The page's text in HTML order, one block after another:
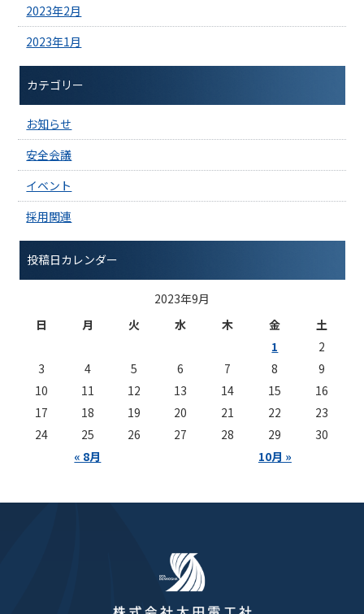
2023年2月
2023年1月
カテゴリー
お知らせ
安全会議
イベント
採用関連
投稿日カレンダー
2023年9月
日
月 火 水 木 金 土
« 8月 10月 »
1
2
3
4 5 6 7 8
9
10
11 12 13 14 15
16
17
18 19 20 21 22
23
24
25 26 27 28 29 30